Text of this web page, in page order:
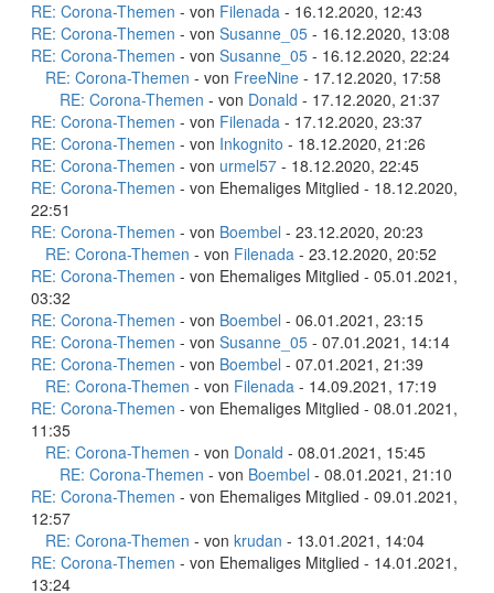
RE: Corona-Themen - von Filenada - 16.12.2020, 12:43
RE: Corona-Themen - von Susanne_05 - 16.12.2020, 13:08
RE: Corona-Themen - von Susanne_05 - 16.12.2020, 22:24
RE: Corona-Themen - von FreeNine - 17.12.2020, 17:58
RE: Corona-Themen - von Donald - 17.12.2020, 21:37
RE: Corona-Themen - von Filenada - 17.12.2020, 23:37
RE: Corona-Themen - von Inkognito - 18.12.2020, 21:26
RE: Corona-Themen - von urmel57 - 18.12.2020, 22:45
RE: Corona-Themen - von Ehemaliges Mitglied - 18.12.2020,
22:51
RE: Corona-Themen - von Boembel - 23.12.2020, 20:23
RE: Corona-Themen - von Filenada - 23.12.2020, 20:52
RE: Corona-Themen - von Ehemaliges Mitglied - 05.01.2021,
03:32
RE: Corona-Themen - von Boembel - 06.01.2021, 23:15
RE: Corona-Themen - von Susanne_05 - 07.01.2021, 14:14
RE: Corona-Themen - von Boembel - 07.01.2021, 21:39
RE: Corona-Themen - von Filenada - 14.09.2021, 17:19
RE: Corona-Themen - von Ehemaliges Mitglied - 08.01.2021,
11:35
RE: Corona-Themen - von Donald - 08.01.2021, 15:45
RE: Corona-Themen - von Boembel - 08.01.2021, 21:10
RE: Corona-Themen - von Ehemaliges Mitglied - 09.01.2021,
12:57
RE: Corona-Themen - von krudan - 13.01.2021, 14:04
RE: Corona-Themen - von Ehemaliges Mitglied - 14.01.2021,
13:24